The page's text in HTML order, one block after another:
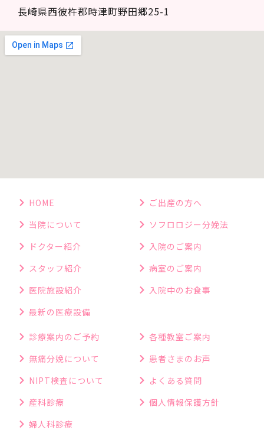
長崎県西彼杵郡時津町野田郷25-1
HOME
当院について
ドクター紹介
スタッフ紹介
医院施設紹介
最新の医療設備
ご出産の方へ
ソフロロジー分娩法
入院のご案内
病室のご案内
入院中のお食事
診療案内のご予約
無痛分娩について
NIPT検査について
産科診療
婦人科診療
各種教室ご案内
患者さまのお声
よくある質問
個人情報保護方針